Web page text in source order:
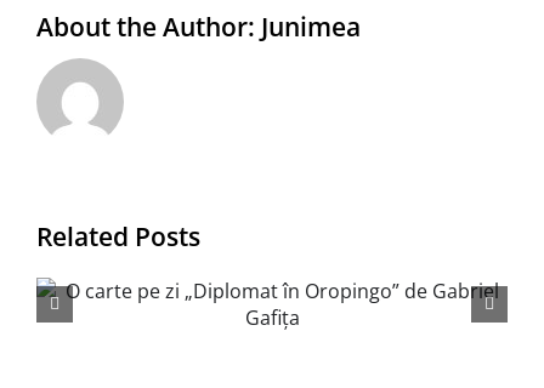
About the Author: Junimea
Related Posts
Un